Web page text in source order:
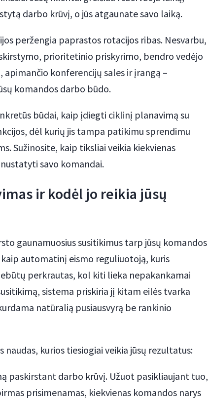
darbo krūvį, o jūs atgaunate savo laiką.
peržengia paprastos rotacijos ribas. Nesvarbu,
prioritetinio priskyrimo, bendro vedėjo
konferencijų sales ir įrangą –
komandos darbo būdo.
būdai, kaip įdiegti ciklinį planavimą su
dėl kurių jis tampa patikimu sprendimu
Sužinosite, kaip tiksliai veikia kiekvienas
savo komandai.
ir kodėl jo reikia jūsų
gaunamuosius susitikimus tarp jūsų komandos
automatinį eismo reguliuotoją, kuris
perkrautas, kol kiti lieka nepakankamai
sistema priskiria jį kitam eilės tvarka
natūralią pusiausvyrą be rankinio
kurios tiesiogiai veikia jūsų rezultatus:
paskirstant darbo krūvį. Užuot pasikliaujant tuo,
prisimenamas, kiekvienas komandos narys